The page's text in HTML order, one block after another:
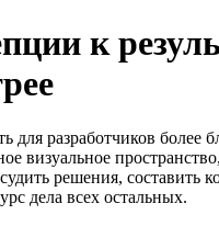
к
для разработчиков более
визуальное
решения, составить
дела всех остальных.